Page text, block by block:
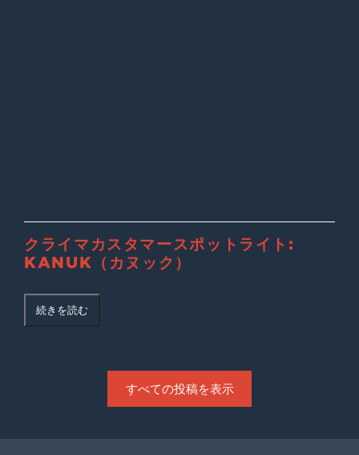
クライマカスタマースポットライト:
KANUK（カヌック）
続きを読む
すべての投稿を表示